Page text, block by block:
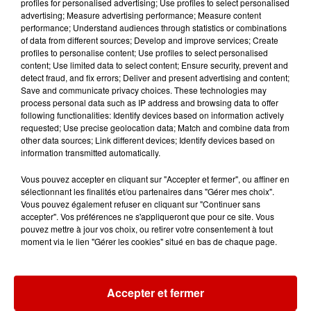
Destination Vacances - Gagnez
votre séjour en famille au cœur
de la...
Destination Vacances : inscrivez-
vous !
Kelly Massol, figure
advertising; Measure advertising performance; Measure content
performance; Understand audiences through statistics or combinations
of data from different sources; Develop and improve services; Create
profiles to personalise content; Use profiles to select personalised
content; Use limited data to select content; Ensure security, prevent and
detect fraud, and fix errors; Deliver and present advertising and content;
Save and communicate privacy choices. These technologies may
process personal data such as IP address and browsing data to offer
following functionalities: Identify devices based on information actively
requested; Use precise geolocation data; Match and combine data from
other data sources; Link different devices; Identify devices based on
information transmitted automatically.
Vous pouvez accepter en cliquant sur "Accepter et fermer", ou affiner en
sélectionnant les finalités et/ou partenaires dans "Gérer mes choix".
Vous pouvez également refuser en cliquant sur "Continuer sans
accepter". Vos préférences ne s'appliqueront que pour ce site. Vous
pouvez mettre à jour vos choix, ou retirer votre consentement à tout
moment via le lien "Gérer les cookies" situé en bas de chaque page.
Accepter et fermer